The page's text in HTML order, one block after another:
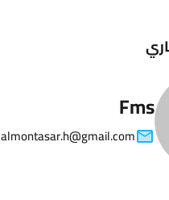
Fms
almontasar.h@gmail.com